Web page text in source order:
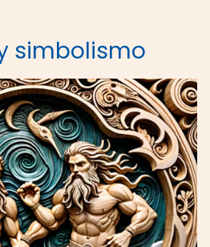
simbolismo